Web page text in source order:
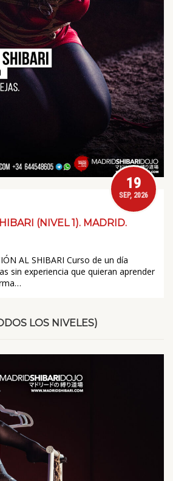
19
SEP, 2026
(NIVEL 1). MADRID.
AL SHIBARI Curso de un día
sin experiencia que quieran aprender
LOS NIVELES)